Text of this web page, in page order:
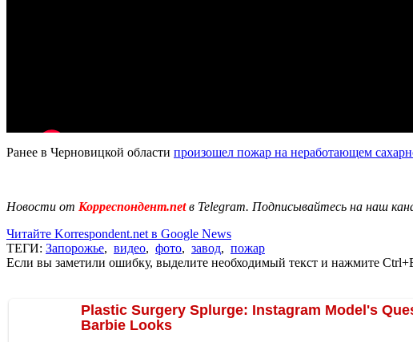
Ранее в Черновицкой области произошел пожар на неработающем
Новости от Корреспондент.netв Telegram. Подписывайтесь на наш
Читайте Korrespondent.net в Google News
ТЕГИ: Запорожье, видео, фото, завод, пожар
Если вы заметили ошибку, выделите необходимый текст и нажмите